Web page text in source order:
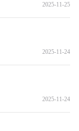
2025-11-25
2025-11-24
2025-11-24